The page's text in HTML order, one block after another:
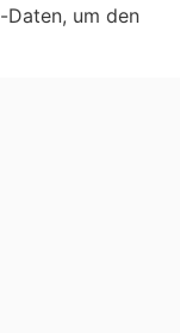
Daten, um den